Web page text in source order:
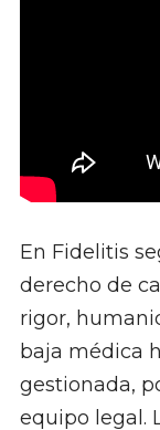
En Fidelitis
derecho de
rigor,
baja médica
gestionada,
equipo legal.